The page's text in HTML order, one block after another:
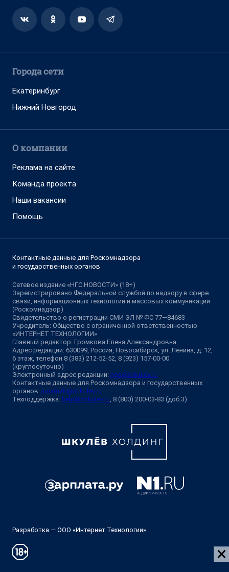
Города сети
Екатеринбург
Нижний Новгород
О компании
Реклама на сайте
Команда проекта
Наши вакансии
Помощь
Контактные данные для Роскомнадзора
и государственных органов
Сетевое издание «НГС.НОВОСТИ» (18+)
Зарегистрировано Федеральной службой по надзору в сфере
связи, информационных технологий и массовых коммуникаций
(Роскомнадзор)
Свидетельство о регистрации СМИ ЭЛ № ФС 77—84683
Учредитель: Общество с ограниченной ответственностью
«ИНТЕРНЕТ ТЕХНОЛОГИИ»
Главный редактор: Громкова Елена Александровна
Адрес редакции: 630099, Россия, Новосибирск, ул. Ленина, д. 12,
6 этаж, телефон 8 (383) 212-52-52, 8 (923) 157-00-00
(круглосуточно)
Электронный адрес редакции: ngs@shkulev.ru
Контактные данные для Роскомнадзора и государственных
органов: juristnsk@shkulev.ru
Техподдержка: help@shkulev.ru , 8 (800) 200-03-83 (доб.3)
Разработка — ООО «Интернет Технологии»